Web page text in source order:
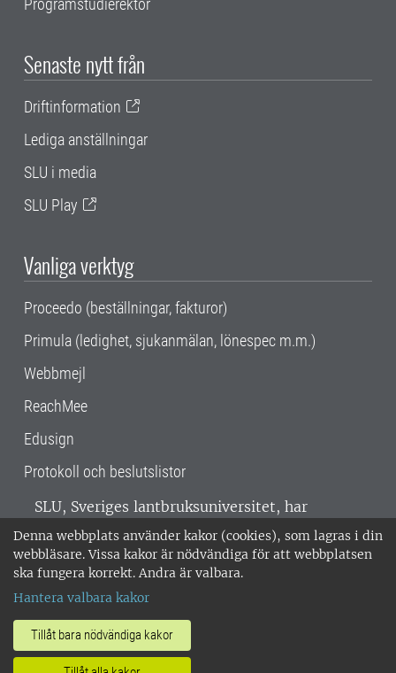
Denna webbplats använder kakor (cookies), som lagras i din
webbläsare. Vissa kakor är nödvändiga för att webbplatsen
ska fungera korrekt. Andra är valbara.
Hantera valbara kakor
Tillåt bara nödvändiga kakor
Programstudierektor
Senaste nytt från
Driftinformation
Lediga anställningar
SLU i media
SLU Play
Vanliga verktyg
Proceedo (beställningar, fakturor)
Primula (ledighet, sjukanmälan, lönespec m.m.)
Webbmejl
ReachMee
Edusign
Protokoll och beslutslistor
SLU, Sveriges lantbruksuniversitet, har
verksamhet över hela Sverige. Huvudorter är
Alnarp, Uppsala och Umeå.SLU är
miljöcertifierat enligt ISO 14001. •
018-67 10 00 • Org nr: 202100-2817 •
Om SLU:s webbplatser
•Hantera kakor•Behandling av